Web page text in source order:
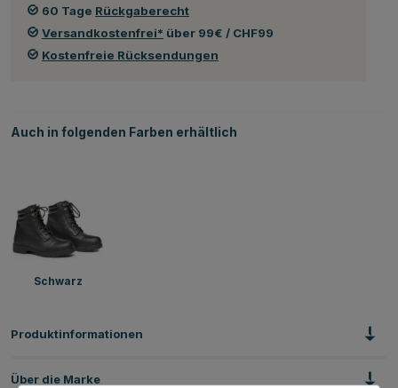
60 Tage Rückgaberecht
Versandkostenfrei* über 99€ / CHF99
Kostenfreie Rücksendungen
Auch in folgenden Farben erhältlich
Schwarz
Produktinformationen
Über die Marke